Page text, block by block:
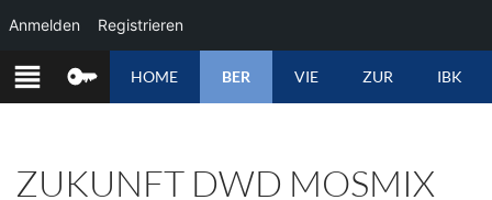
ZUM
INHALT
HOME BER VIE ZUR IBK
ZUKUNFT DWD MOSMIX
Anmelden Registrieren